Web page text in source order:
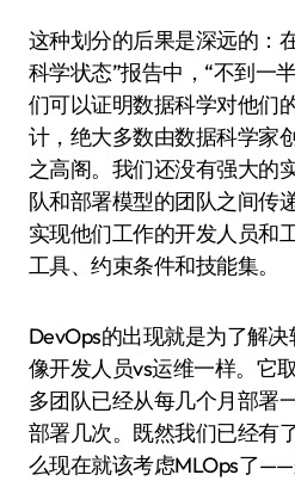
这种划分的后果是深远的：
科学状态”报告中，“不到一
们可以证明数据科学对他们
计，绝大多数由数据科学家
之高阁。我们还没有强大的
队和部署模型的团队之间传
实现他们工作的开发人员和
工具、约束条件和技能集。
DevOps的出现就是为了解
像开发人员vs运维一样。它
多团队已经从每几个月部署
部署几次。既然我们已经有
么现在就该考虑MLOps了